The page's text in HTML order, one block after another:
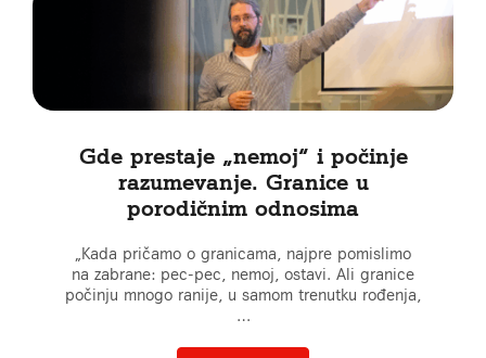
Gde prestaje „nemoj“ i počinje
razumevanje. Granice u
porodičnim odnosima
„Kada pričamo o granicama, najpre pomislimo
na zabrane: pec-pec, nemoj, ostavi. Ali granice
počinju mnogo ranije, u samom trenutku rođenja,
…